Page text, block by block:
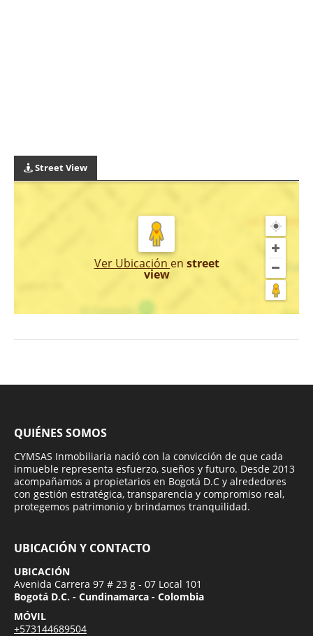
Street View
Ver Ubicación en street
view
QUIÉNES SOMOS
CYMSAS Inmobiliaria nació con la convicción de que cada
inmueble representa esfuerzo, sueños y futuro. Desde 2013
acompañamos a propietarios en Bogotá D.C y alrededores
con gestión estratégica, transparencia y compromiso real,
protegemos patrimonio y brindamos tranquilidad.
UBICACIÓN Y CONTACTO
UBICACIÓN
Avenida Carrera 97 # 23 g - 07 Local 101
Bogotá D.C. - Cundinamarca - Colombia
MÓVIL
+573144689504